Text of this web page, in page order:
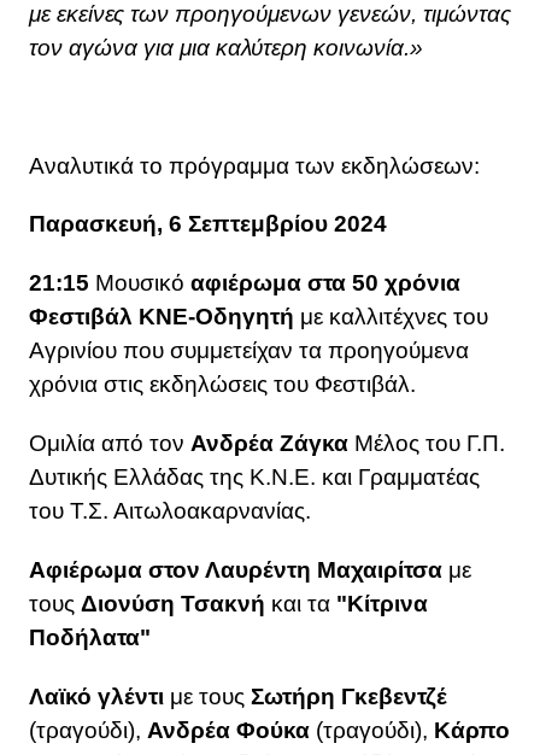
με εκείνες των προηγούμενων γενεών, τιμώντας
τον αγώνα για μια καλύτερη κοινωνία.»
Αναλυτικά το πρόγραμμα των εκδηλώσεων:
Παρασκευή, 6 Σεπτεμβρίου 2024
21:15 Μουσικό αφιέρωμα στα 50 χρόνια
Φεστιβάλ ΚΝΕ-Οδηγητή με καλλιτέχνες του
Αγρινίου που συμμετείχαν τα προηγούμενα
χρόνια στις εκδηλώσεις του Φεστιβάλ.
Ομιλία από τον Ανδρέα Ζάγκα Μέλος του Γ.Π.
Δυτικής Ελλάδας της Κ.Ν.Ε. και Γραμματέας
του Τ.Σ. Αιτωλοακαρνανίας.
Αφιέρωμα στον Λαυρέντη Μαχαιρίτσα με
τους Διονύση Τσακνή και τα "Κίτρινα
Ποδήλατα"
Λαϊκό γλέντι με τους Σωτήρη Γκεβεντζέ
(τραγούδι), Ανδρέα Φούκα (τραγούδι), Κάρπο